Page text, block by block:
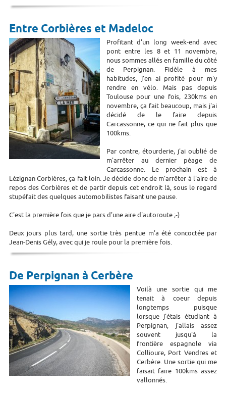
Entre Corbières et Madeloc
Profitant d'un long week-end avec
pont entre les 8 et 11 novembre,
nous sommes allés en famille du côté
de Perpignan. Fidèle à mes
habitudes, j'en ai profité pour m'y
rendre en vélo. Mais pas depuis
Toulouse pour une fois, 230kms en
novembre, ça fait beaucoup, mais j'ai
décidé de le faire depuis
Carcassonne, ce qui ne fait plus que
100kms.
Par contre, étourderie, j'ai oublié de
m'arrêter au dernier péage de
Carcassonne. Le prochain est à
Lézignan Corbières, ça fait loin. Je décide donc de m'arrêter à l'aire de
repos des Corbières et de partir depuis cet endroit là, sous le regard
stupéfait des quelques automobilistes faisant une pause.
C'est la première fois que je pars d'une aire d'autoroute ;-)
Deux jours plus tard, une sortie très pentue m'a été concoctée par
Jean-Denis Gély, avec qui je roule pour la première fois.
De Perpignan à Cerbère
Voilà une sortie qui me
tenait à coeur depuis
longtemps puisque
lorsque j'étais étudiant à
Perpignan, j'allais assez
souvent jusqu'à la
frontière espagnole via
Collioure, Port Vendres et
Cerbère. Une sortie qui me
faisait faire 100kms assez
vallonnés.